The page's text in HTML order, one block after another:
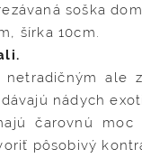
soška
šírka 10cm.
netradičným ale
nádych
čarovnú
pôsobivý